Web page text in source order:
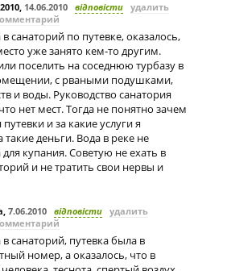
, 14.06.2010 відповісти удалить
санаторий по путевке, оказалось,
уже занято кем-то другим.
поселить на соседнюю турбазу в
с рваными подушками,
и воды. Руководство санатория
нет мест. Тогда не понятно зачем
и за какие услуги я
такие деньги. Вода в реке не
купания. Советую не ехать в
и не тратить свои нервы и
, 7.06.2010 відповісти удалить
санаторий, путевка была в
номер, а оказалось, что в